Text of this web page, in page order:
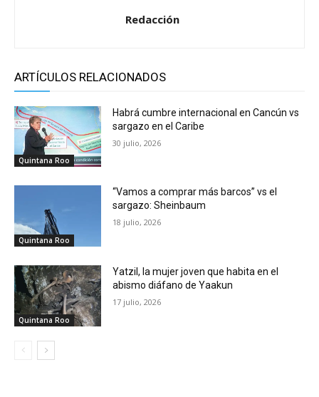
Redacción
ARTÍCULOS RELACIONADOS
Quintana Roo
Habrá cumbre internacional en Cancún vs
sargazo en el Caribe
30 julio, 2026
Quintana Roo
“Vamos a comprar más barcos” vs el
sargazo: Sheinbaum
18 julio, 2026
Quintana Roo
Yatzil, la mujer joven que habita en el
abismo diáfano de Yaakun
17 julio, 2026